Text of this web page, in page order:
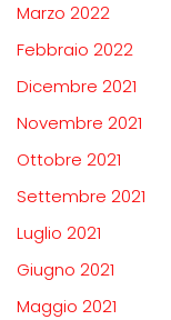
Marzo 2022
Febbraio 2022
Dicembre 2021
Novembre 2021
Ottobre 2021
Settembre 2021
Luglio 2021
Giugno 2021
Maggio 2021